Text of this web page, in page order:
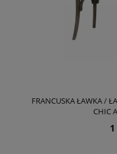
FRANCUSKA ŁAWKA /
CHIC